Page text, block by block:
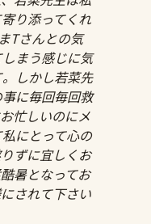
り添ってくれ
Tさんとの気
まう感じに気
しかし若菜先
に毎回毎回救
忙しいのにメ
にとって心の
ずに宜しくお
暑となってお
されて下さい